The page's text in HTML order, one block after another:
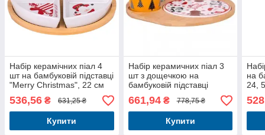
Набір керамічних піал 4
шт на бамбуковій підставці
"Merry Christmas", 22 см
536,56 ₴ 631,25 ₴
Купити
Набір керамичних піал 3
шт з дощечкою на
бамбуковій підставці
"Merry Christmas", 24,5 см
661,94₴ 778,75 ₴
Купити
на
24,